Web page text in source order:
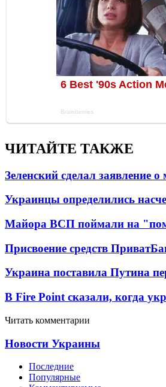
ЧИТАЙТЕ ТАКЖЕ
Зеленский сделал заявление
Украинцы определились
Майора ВСП поймали на
Присвоение средств
Украина поставила Путина
В Fire Point сказали, когда
Читать комментарии
Новости Украины
Последние
Популярные